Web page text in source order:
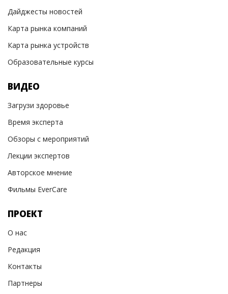
Дайджесты новостей
Карта рынка компаний
Карта рынка устройств
Образовательные курсы
ВИДЕО
Загрузи здоровье
Время эксперта
Обзоры с мероприятий
Лекции экспертов
Авторское мнение
Фильмы EverCare
ПРОЕКТ
О нас
Редакция
Контакты
Партнеры